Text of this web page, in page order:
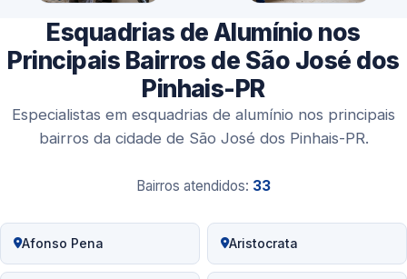
Esquadrias de Alumínio nos
Principais Bairros de São José dos
Pinhais-PR
Especialistas em esquadrias de alumínio nos principais
bairros da cidade de São José dos Pinhais-PR.
Bairros atendidos: 33
Afonso Pena Aristocrata